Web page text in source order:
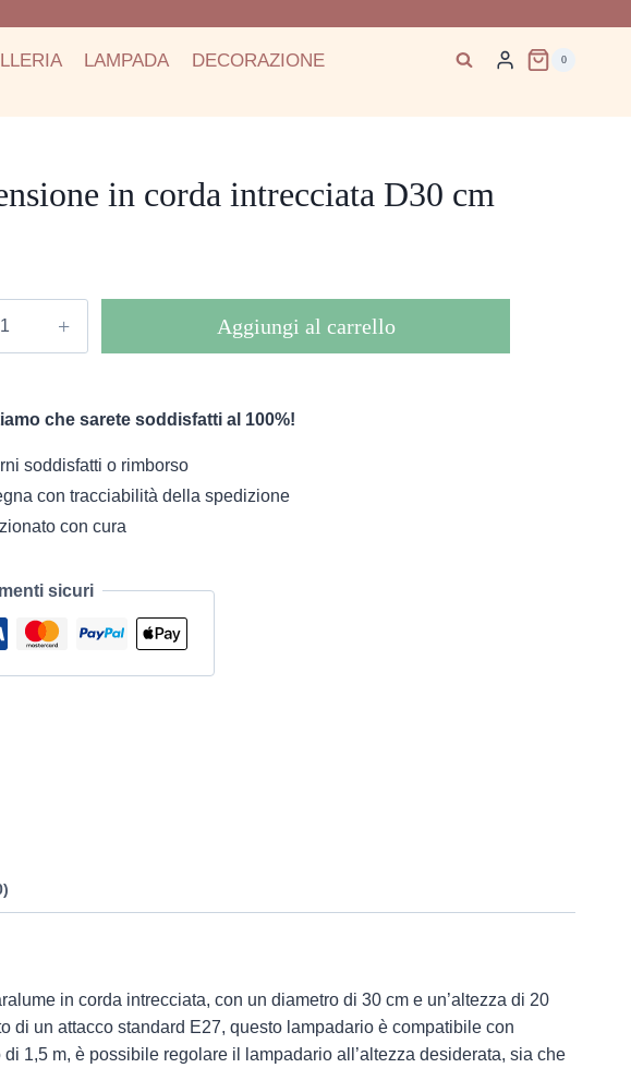
LAMPADA DECORAZIONE 0
in corda intrecciata D30 cm
Aggiungi al carrello
che sarete soddisfatti al 100%!
soddisfatti o rimborso
con tracciabilità della spedizione
con cura
sicuri
in corda intrecciata, con un diametro di 30 cm e un’altezza di 20
di un attacco standard E27, questo lampadario è compatibile con
1,5 m, è possibile regolare il lampadario all’altezza desiderata, sia che